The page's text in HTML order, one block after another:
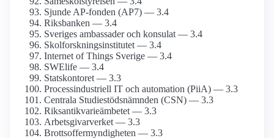
Sjunde AP-fonden (AP7) — 3.4
Riksbanken — 3.4
Sveriges ambassader och konsulat — 3.4
Skolforsknings­institutet — 3.4
Internet of Things Sverige — 3.4
SWElife — 3.4
Statskontoret — 3.3
Process­industriell IT och automation (PiiA) — 3.3
Centrala Studiestöds­nämnden (CSN) — 3.3
Riksantikvarieämbetet — 3.3
Arbetsgivarverket — 3.3
Brottsoffer­myndigheten — 3.3